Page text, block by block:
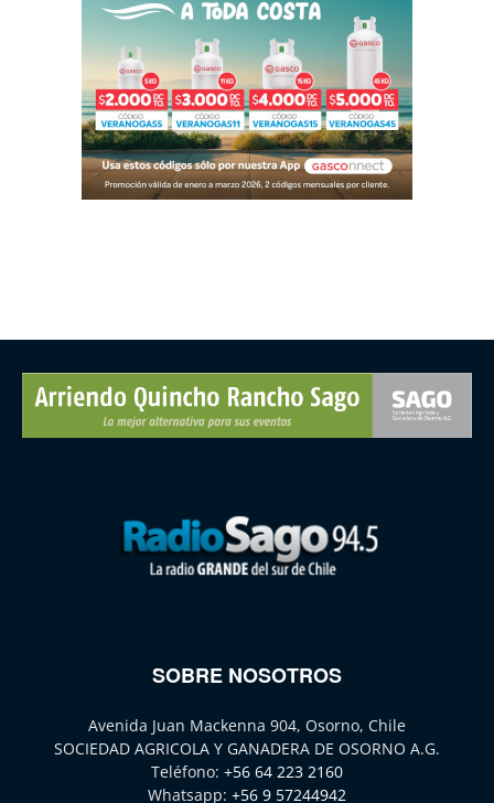
SOBRE NOSOTROS
Avenida Juan Mackenna 904, Osorno, Chile
SOCIEDAD AGRICOLA Y GANADERA DE OSORNO A.G.
Teléfono: +56 64 223 2160
Whatsapp: +56 9 57244942